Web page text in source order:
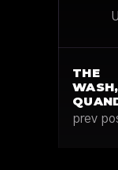
THE
WASH,
prev